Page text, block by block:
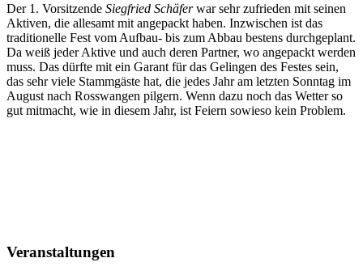
Der 1. Vorsitzende Siegfried Schäferwar sehr zufrieden mit seinen
Aktiven, die allesamt mit angepackt haben. Inzwischen ist das
traditionelle Fest vom Aufbau- bis zum Abbau bestens durchgeplant.
Da weiß jeder Aktive und auch deren Partner, wo angepackt werden
muss. Das dürfte mit ein Garant für das Gelingen des Festes sein,
das sehr viele Stammgäste hat, die jedes Jahr am letzten Sonntag im
August nach Rosswangen pilgern. Wenn dazu noch das Wetter so
gut mitmacht, wie in diesem Jahr, ist Feiern sowieso kein Problem.
Veranstaltungen